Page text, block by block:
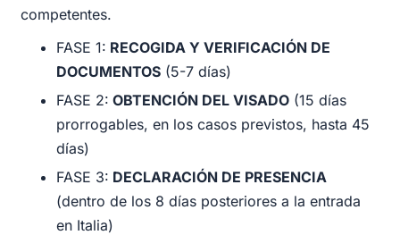
competentes.
FASE 1: RECOGIDA Y VERIFICACIÓN DE
DOCUMENTOS (5-7 días)
FASE 2: OBTENCIÓN DEL VISADO (15 días
prorrogables, en los casos previstos, hasta 45
días)
FASE 3: DECLARACIÓN DE PRESENCIA
(dentro de los 8 días posteriores a la entrada
en Italia)